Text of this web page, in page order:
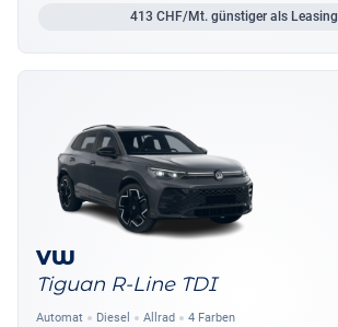
413 CHF/Mt. günstiger als Leasing
VW
Tiguan R-Line TDI
Automat Diesel Allrad 4 Farben